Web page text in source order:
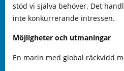
stöd vi själva behöver. Det
inte konkurrerande intressen.
Möjligheter och utmaningar
En marin med global räckvidd